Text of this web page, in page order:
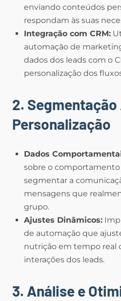
enviando conteúdos
respondam às suas
Integração com CRM:
automação de
dados dos leads com o
personalização dos
2. Segmentação
Personalização
Dados
sobre o comportamento
segmentar a
mensagens que
grupo.
Ajustes Dinâmicos:
de automação que
nutrição em tempo real
interações dos leads.
3. Análise e